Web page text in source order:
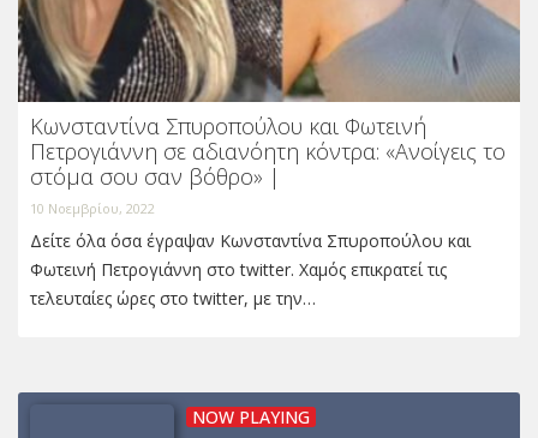
Κωνσταντίνα Σπυροπούλου και Φωτεινή
Πετρογιάννη σε αδιανόητη κόντρα: «Ανοίγεις το
στόμα σου σαν βόθρο» |
10 Νοεμβρίου, 2022
Δείτε όλα όσα έγραψαν Κωνσταντίνα Σπυροπούλου και
Φωτεινή Πετρογιάννη στο twitter. Χαμός επικρατεί τις
τελευταίες ώρες στο twitter, με την…
NOW PLAYING